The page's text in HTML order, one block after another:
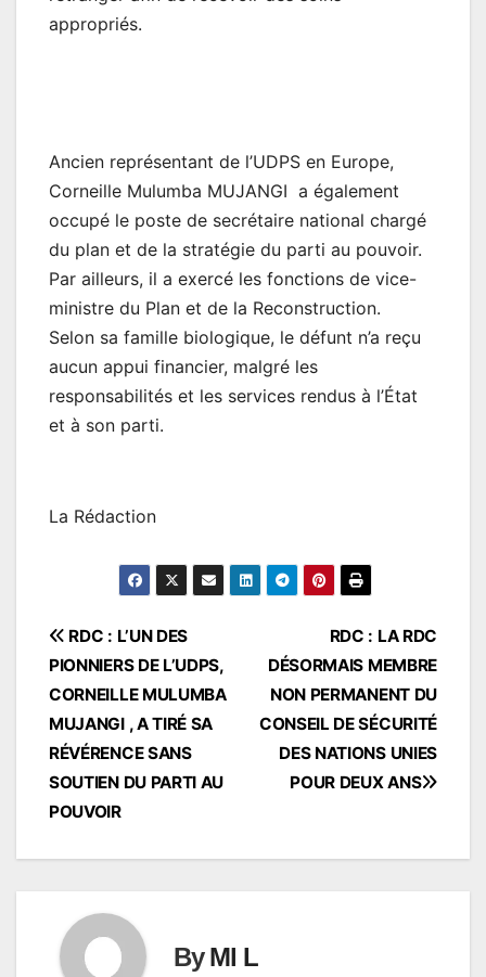
appropriés.
Ancien représentant de l’UDPS en Europe,
Corneille Mulumba MUJANGI a également
occupé le poste de secrétaire national chargé
du plan et de la stratégie du parti au pouvoir.
Par ailleurs, il a exercé les fonctions de vice-
ministre du Plan et de la Reconstruction.
Selon sa famille biologique, le défunt n’a reçu
aucun appui financier, malgré les
responsabilités et les services rendus à l’État
et à son parti.
La Rédaction
Navigation
de
l’article
RDC : LA RDC
DÉSORMAIS MEMBRE
NON PERMANENT DU
CONSEIL DE SÉCURITÉ
DES NATIONS UNIES
POUR DEUX ANS
RDC : L’UN DES
PIONNIERS DE L’UDPS,
CORNEILLE MULUMBA
MUJANGI , A TIRÉ SA
RÉVÉRENCE SANS
SOUTIEN DU PARTI AU
POUVOIR
ByMl L